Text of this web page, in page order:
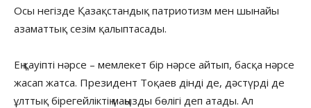
Осы негізде Қазақстандық патриотизм мен шынайы
азаматтық сезім қалыптасады.
Ең қауіпті нәрсе – мемлекет бір нәрсе айтып, басқа нәрсе
жасап жатса. Президент Тоқаев дінді де, дәстүрді де
ұлттық бірегейліктің маңызды бөлігі деп атады. Ал